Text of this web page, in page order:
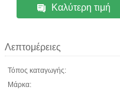
Καλύτερη τιμή
Λεπτομέρειες
Τόπος καταγωγής:
Μάρκα: